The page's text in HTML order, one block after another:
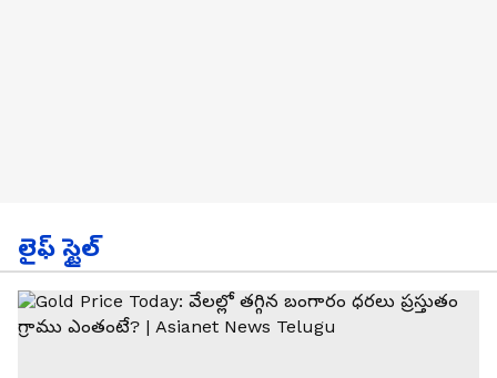
లైఫ్ స్టైల్